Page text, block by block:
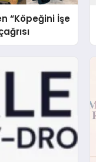
“Köpeğini İşe